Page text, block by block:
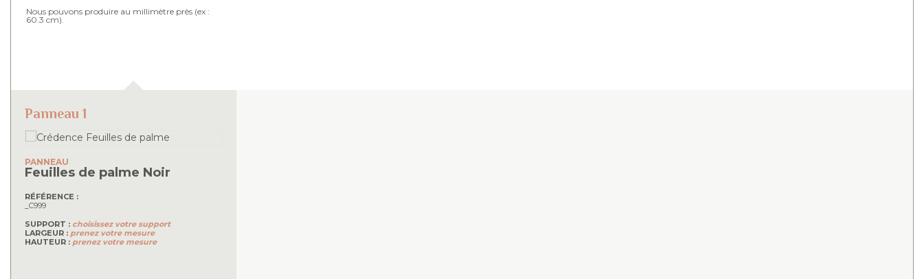
Nous pouvons produire au millimètre près (ex :
60.3 cm).
Panneau 1
PANNEAU
Feuilles de palme Noir
RÉFÉRENCE :
_C999
SUPPORT : choisissez votre support
LARGEUR : prenez votre mesure
HAUTEUR : prenez votre mesure